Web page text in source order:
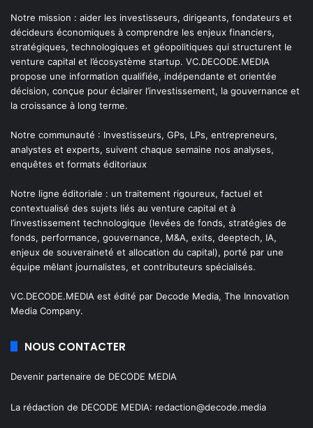
Notre mission : aider les investisseurs, dirigeants, fondateurs et
décideurs économiques à comprendre les enjeux financiers,
stratégiques, technologiques et géopolitiques qui structurent le
venture capital et l’écosystème startup. VC.DECODE.MEDIA
propose une information qualifiée, indépendante et orientée
décision, conçue pour éclairer l’investissement, la gouvernance et
la croissance à long terme.
Notre communauté : Investisseurs, GPs, LPs, entrepreneurs,
analystes et experts, suivent chaque semaine nos analyses,
enquêtes et formats éditoriaux
Notre ligne éditoriale : un traitement rigoureux, factuel et
contextualisé des sujets liés au venture capital et à
l’investissement technologique (levées de fonds, stratégies de
fonds, performance, gouvernance, M&A, exits, deeptech, IA,
enjeux de souveraineté et allocation du capital), porté par une
équipe mêlant journalistes, et contributeurs spécialisés.
VC.DECODE.MEDIA est édité par Decode Media, The Innovation
Media Company.
NOUS CONTACTER
Devenir partenaire de DECODE MEDIA
La rédaction de DECODE MEDIA: redaction@decode.media